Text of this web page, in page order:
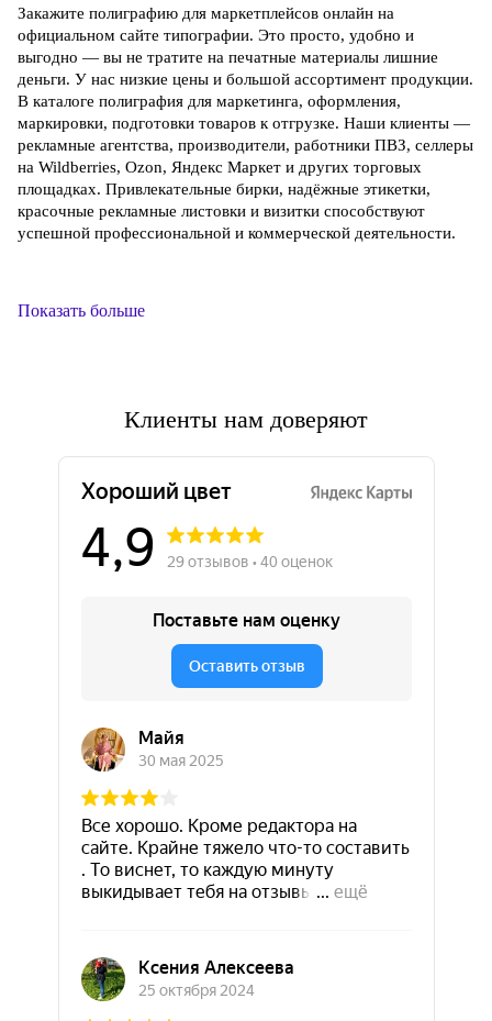
Закажите полиграфию для маркетплейсов онлайн на
официальном сайте типографии. Это просто, удобно и
выгодно — вы не тратите на печатные материалы лишние
деньги. У нас низкие цены и большой ассортимент продукции.
В каталоге полиграфия для маркетинга, оформления,
маркировки, подготовки товаров к отгрузке. Наши клиенты —
рекламные агентства, производители, работники ПВЗ, селлеры
на Wildberries, Ozon, Яндекс Маркет и других торговых
площадках. Привлекательные бирки, надёжные этикетки,
красочные рекламные листовки и визитки способствуют
успешной профессиональной и коммерческой деятельности.
Показать больше
Клиенты нам доверяют